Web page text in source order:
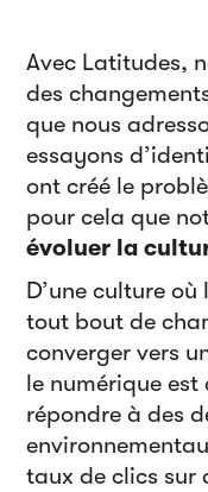
Avec Latitudes,
des
que nous
essayons
ont créé le
pour cela que
évoluer la
D’une culture
tout bout de
converger vers
le numérique
répondre à des
taux de clics sur